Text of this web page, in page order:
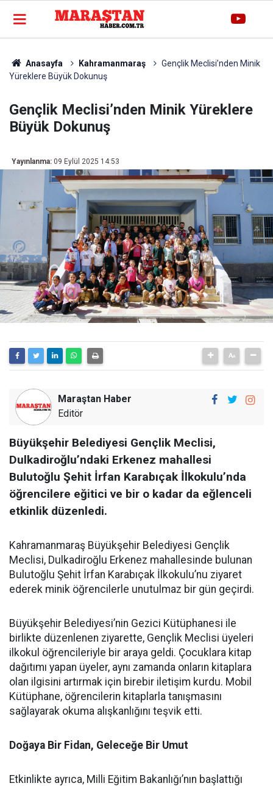
Anasayfa Kahramanmaraş
Gençlik Meclisi’nden Minik
Yüreklere Büyük Dokunuş
Gençlik Meclisi’nden Minik Yüreklere
Büyük Dokunuş
Yayınlanma: 09 Eylül 2025 14:53
Maraştan Haber
Editör
Büyükşehir Belediyesi Gençlik Meclisi,
Dulkadiroğlu’ndaki Erkenez mahallesi
Bulutoğlu Şehit İrfan Karabıçak İlkokulu’nda
öğrencilere eğitici ve bir o kadar da eğlenceli
etkinlik düzenledi.
Kahramanmaraş Büyükşehir Belediyesi Gençlik
Meclisi, Dulkadiroğlu Erkenez mahallesinde bulunan
Bulutoğlu Şehit İrfan Karabıçak İlkokulu’nu ziyaret
ederek minik öğrencilerle unutulmaz bir gün geçirdi.
Büyükşehir Belediyesi’nin Gezici Kütüphanesi ile
birlikte düzenlenen ziyarette, Gençlik Meclisi üyeleri
ilkokul öğrencileriyle bir araya geldi. Çocuklara kitap
dağıtımı yapan üyeler, aynı zamanda onların kitaplara
olan ilgisini artırmak için birebir iletişim kurdu. Mobil
Kütüphane, öğrencilerin kitaplarla tanışmasını
sağlayarak okuma alışkanlığını teşvik etti.
Doğaya Bir Fidan, Geleceğe Bir Umut
Etkinlikte ayrıca, Milli Eğitim Bakanlığı’nın başlattığı